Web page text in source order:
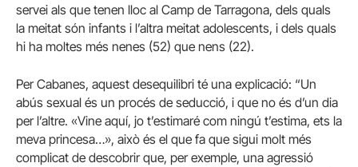
servei als que tenen lloc al Camp de Tarragona, dels quals
la meitat són infants i l’altra meitat adolescents, i dels quals
hi ha moltes més nenes (52) que nens (22).
Per Cabanes, aquest desequilibri té una explicació: “Un
abús sexual és un procés de seducció, i que no és d’un dia
per l’altre. «Vine aquí, jo t’estimaré com ningú t’estima, ets la
meva princesa…», això és el que fa que sigui molt més
complicat de descobrir que, per exemple, una agressió